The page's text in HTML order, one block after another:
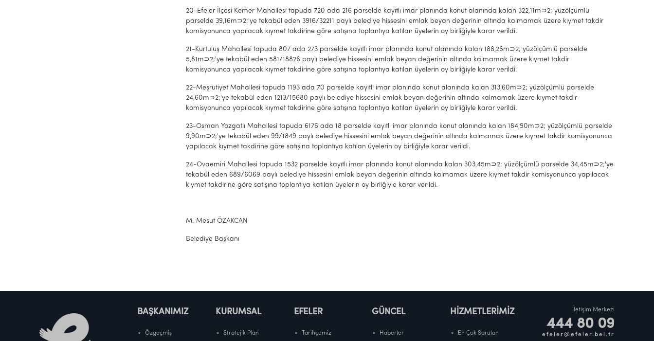
20-Efeler İlçesi Kemer Mahallesi tapuda 720 ada 216 parselde kayıtlı imar planında konut alanında kalan 322,11m⊃2; yüzölçümlü
parselde 39,16m⊃2;'ye tekabül eden 3916/32211 paylı belediye hissesini emlak beyan değerinin altında kalmamak üzere kıymet takdir
komisyonunca yapılacak kıymet takdirine göre satışına toplantıya katılan üyelerin oy birliğiyle karar verildi.
21-Kurtuluş Mahallesi tapuda 807 ada 273 parselde kayıtlı imar planında konut alanında kalan 188,26m⊃2; yüzölçümlü parselde
5,81m⊃2;'ye tekabül eden 581/18826 paylı belediye hissesini emlak beyan değerinin altında kalmamak üzere kıymet takdir
komisyonunca yapılacak kıymet takdirine göre satışına toplantıya katılan üyelerin oy birliğiyle karar verildi.
22-Meşrutiyet Mahallesi tapuda 1193 ada 70 parselde kayıtlı imar planında konut alanında kalan 313,60m⊃2; yüzölçümlü parselde
24,60m⊃2;'ye tekabül eden 1213/15680 paylı belediye hissesini emlak beyan değerinin altında kalmamak üzere kıymet takdir
komisyonunca yapılacak kıymet takdirine göre satışına toplantıya katılan üyelerin oy birliğiyle karar verildi.
23-Osman Yozgatlı Mahallesi tapuda 6176 ada 18 parselde kayıtlı imar planında konut alanında kalan 184,90m⊃2; yüzölçümlü parselde
9,90m⊃2;'ye tekabül eden 99/1849 paylı belediye hissesini emlak beyan değerinin altında kalmamak üzere kıymet takdir komisyonunca
yapılacak kıymet takdirine göre satışına toplantıya katılan üyelerin oy birliğiyle karar verildi.
24-Ovaemiri Mahallesi tapuda 1532 parselde kayıtlı imar planında konut alanında kalan 303,45m⊃2; yüzölçümlü parselde 34,45m⊃2;'ye
tekabül eden 689/6069 paylı belediye hissesini emlak beyan değerinin altında kalmamak üzere kıymet takdir komisyonunca yapılacak
kıymet takdirine göre satışına toplantıya katılan üyelerin oy birliğiyle karar verildi.
M. Mesut ÖZAKCAN
Belediye Başkanı
BAŞKANIMIZ
Özgeçmiş
KURUMSAL
Stratejik Plan
EFELER
Tarihçemiz
GÜNCEL
Haberler
HİZMETLERİMİZ
En Çok Sorulan
İletişim Merkezi
444 80 09
efeler@efeler.bel.tr